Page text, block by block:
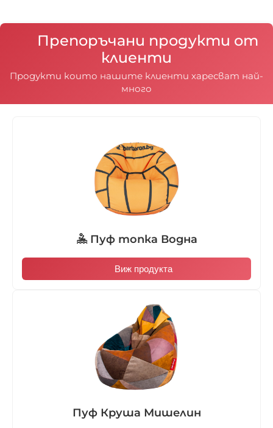
Препоръчани продукти от
клиенти
Продукти които нашите клиенти харесват най-
много
🤽 Пуф топка Водна
Виж продукта
Пуф Круша Мишелин